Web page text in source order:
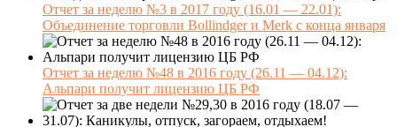
Отчет за неделю №3 в 2017 году (16.01 — 22.01):
Объединение торговли Bollindger и Merk с конца января
Отчет за неделю №48 в 2016 году (26.11 — 04.12):
Альпари получит лицензию ЦБ РФ